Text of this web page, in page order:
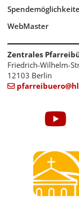
WebMaster
Zentrales
Friedrich-Wilhelm-
12103 Berlin
